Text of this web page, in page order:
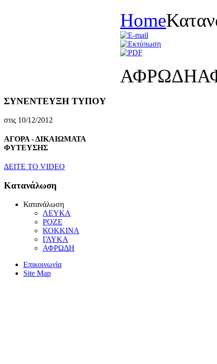
Home
ΣΥΝΕΝΤΕΥΞΗ ΤΥΠΟΥ
στις 10/12/2012
ΑΓΟΡΑ - ΔΙΚΑΙΩΜΑΤΑ
ΦΥΤΕΥΣΗΣ
ΔEITE TO VIDEO
Κατανάλωση
Κατανάλωση
ΛΕΥΚΑ
ΡΟΖΕ
ΚΟΚΚΙΝΑ
ΓΛΥΚΑ
ΑΦΡΩΔΗ
Επικοινωνία
Site Map